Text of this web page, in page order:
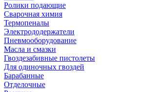
Ролики подающие
Сварочная химия
Термопеналы
Электрододержатели
Пневмооборудование
Масла и смазки
Гвоздезабивные пистолеты
Для одиночных гвоздей
Барабанные
Отделочные